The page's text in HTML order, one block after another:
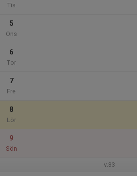
Tis
5
Ons
6
Tor
7
Fre
8
Lör
9
Sön
v.33